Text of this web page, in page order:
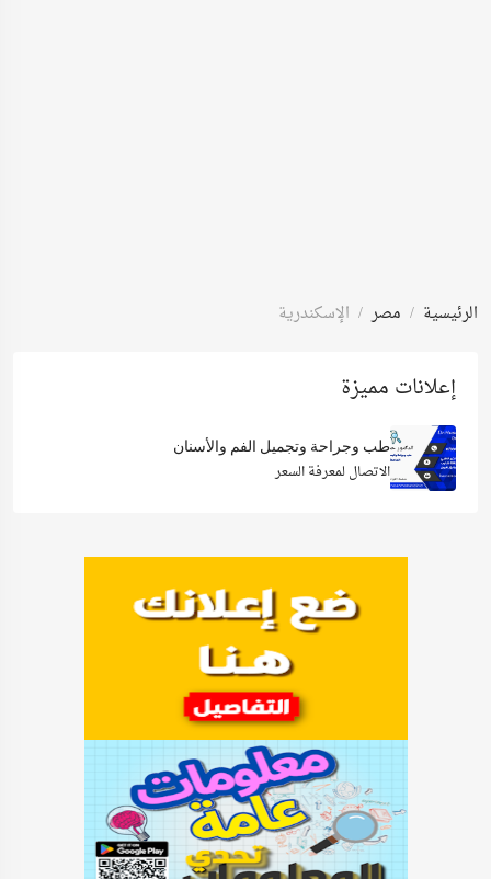
الرئيسية مصر الإسكندرية
إعلانات مميزة
طب وجراحة وتجميل الفم والأسنان
الاتصال لمعرفة السعر